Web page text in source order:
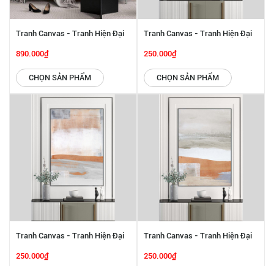
Tranh Canvas - Tranh Hiện Đại
SGP 2432207
890.000₫
CHỌN SẢN PHẨM
Tranh Canvas - Tranh Hiện Đại
SGP 2432206
250.000₫
CHỌN SẢN PHẨM
Tranh Canvas - Tranh Hiện Đại
SGP 2432205
250.000₫
Tranh Canvas - Tranh Hiện Đại
SGP 2432204
250.000₫